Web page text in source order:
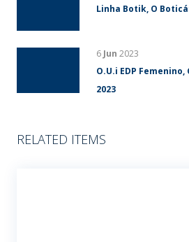
Linha Botik, O
6 Jun 2023
O.U.i EDP
2023
RELATED ITEMS